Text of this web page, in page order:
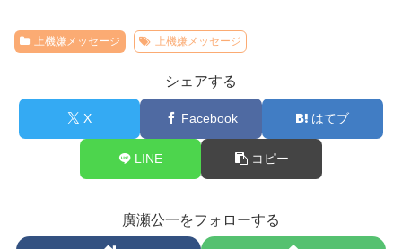
上機嫌メッセージ 上機嫌メッセージ
シェアする
X Facebook はてブ
LINE コピー
廣瀬公一をフォローする